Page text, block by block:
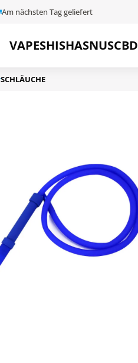
Am nächsten Tag geliefert
VAPESHISHASNUSCBD
SCHLÄUCHE